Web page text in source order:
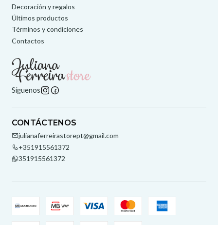
Decoración y regalos
Últimos productos
Términos y condiciones
Contactos
Síguenos
CONTÁCTENOS
julianaferreirastorept@gmail.com
+351915561372
351915561372